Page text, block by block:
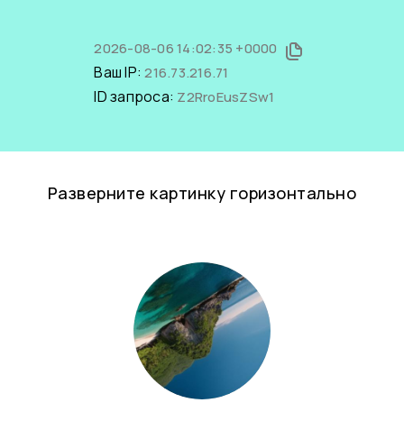
2026-08-06 14:02:35 +0000
Ваш IP:216.73.216.71
ID запроса: Z2RroEusZSw1
Разверните картинку горизонтально